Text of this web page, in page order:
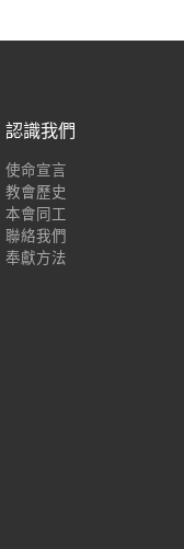
認識我們
使命宣言
教會歷史
本會同工
聯絡我們
奉獻方法